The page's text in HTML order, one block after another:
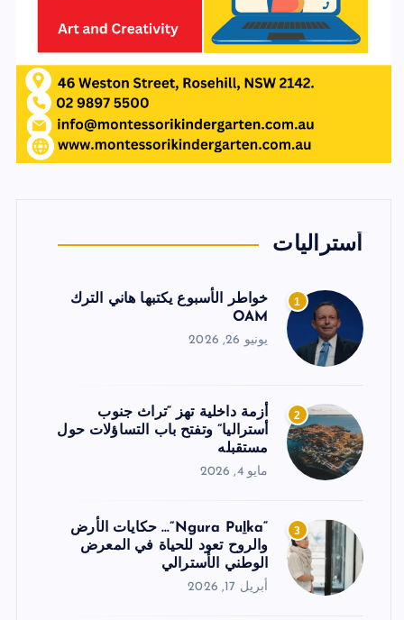
أستراليات
1
خواطر الأسبوع يكتبها هاني الترك
OAM
يونيو 26, 2026
2
أزمة داخلية تهز “تراث جنوب
أستراليا” وتفتح باب التساؤلات حول
مستقبله
مايو 4, 2026
3
“Ngura Puḻka”… حكايات الأرض
والروح تعود للحياة في المعرض
الوطني الأسترالي
أبريل 17, 2026